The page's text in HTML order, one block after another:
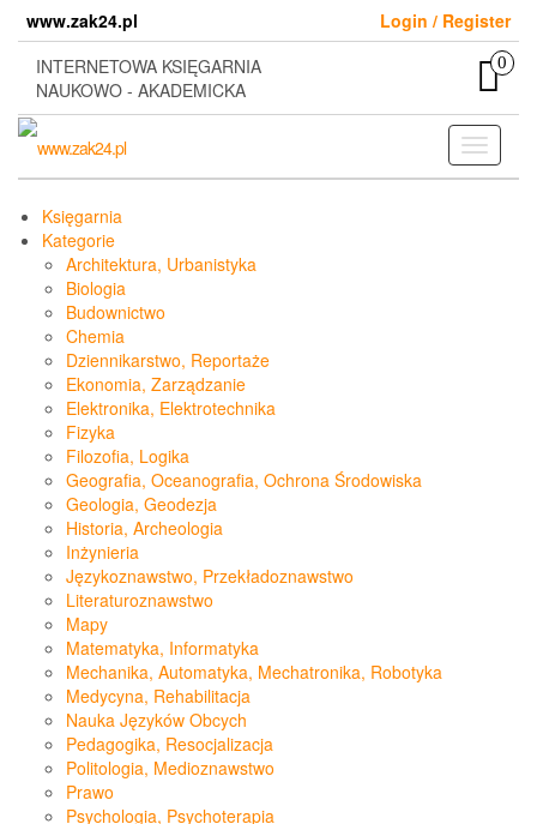
content
www.zak24.pl
Login / Register
INTERNETOWA KSIĘGARNIA
NAUKOWO - AKADEMICKA
0
Toggle
Księgarnia
Kategorie
Architektura, Urbanistyka
Biologia
Budownictwo
Chemia
Dziennikarstwo, Reportaże
Ekonomia, Zarządzanie
Elektronika, Elektrotechnika
Fizyka
Filozofia, Logika
Geografia, Oceanografia, Ochrona Środowiska
Geologia, Geodezja
Historia, Archeologia
Inżynieria
Językoznawstwo, Przekładoznawstwo
Literaturoznawstwo
Mapy
Matematyka, Informatyka
Mechanika, Automatyka, Mechatronika, Robotyka
Medycyna, Rehabilitacja
Nauka Języków Obcych
Pedagogika, Resocjalizacja
Politologia, Medioznawstwo
Prawo
Psychologia, Psychoterapia